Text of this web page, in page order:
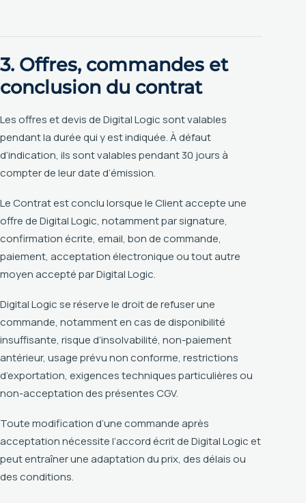
3. Offres, commandes et
conclusion du contrat
Les offres et devis de Digital Logic sont valables
pendant la durée qui y est indiquée. À défaut
d’indication, ils sont valables pendant 30 jours à
compter de leur date d’émission.
Le Contrat est conclu lorsque le Client accepte une
offre de Digital Logic, notamment par signature,
confirmation écrite, email, bon de commande,
paiement, acceptation électronique ou tout autre
moyen accepté par Digital Logic.
Digital Logic se réserve le droit de refuser une
commande, notamment en cas de disponibilité
insuffisante, risque d’insolvabilité, non-paiement
antérieur, usage prévu non conforme, restrictions
d’exportation, exigences techniques particulières ou
non-acceptation des présentes CGV.
Toute modification d’une commande après
acceptation nécessite l’accord écrit de Digital Logic et
peut entraîner une adaptation du prix, des délais ou
des conditions.